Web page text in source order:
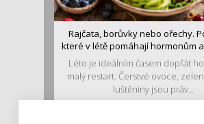
Rajčata, borůvky nebo ořechy.
které v létě pomáhají hormonům
Léto je ideálním časem dopřát
malý restart. Čerstvé ovoce,
luštěniny jsou práv...